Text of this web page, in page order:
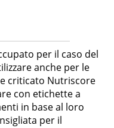
per il caso del
anche per le
criticato Nutriscore
con etichette a
in base al loro
per il